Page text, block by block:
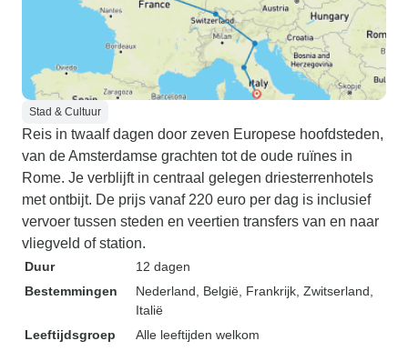
Stad & Cultuur
Reis in twaalf dagen door zeven Europese hoofdsteden,
van de Amsterdamse grachten tot de oude ruïnes in
Rome. Je verblijft in centraal gelegen driesterrenhotels
met ontbijt. De prijs vanaf 220 euro per dag is inclusief
vervoer tussen steden en veertien transfers van en naar
vliegveld of station.
Duur
12 dagen
Bestemmingen
Nederland , België , Frankrijk , Zwitserland
Italië
Leeftijdsgroep
Alle leeftijden welkom